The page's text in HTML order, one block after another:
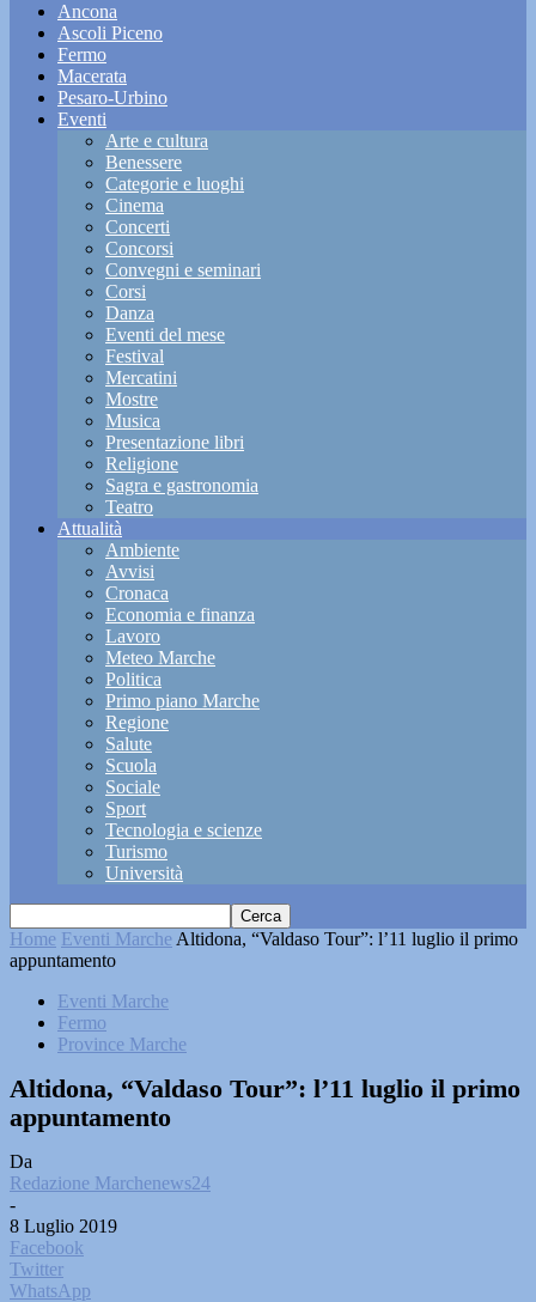
Ancona
Ascoli Piceno
Fermo
Macerata
Pesaro-Urbino
Eventi
Arte e cultura
Benessere
Categorie e luoghi
Cinema
Concerti
Concorsi
Convegni e seminari
Corsi
Danza
Eventi del mese
Festival
Mercatini
Mostre
Musica
Presentazione libri
Religione
Sagra e gastronomia
Teatro
Attualità
Ambiente
Avvisi
Cronaca
Economia e finanza
Lavoro
Meteo Marche
Politica
Primo piano Marche
Regione
Salute
Scuola
Sociale
Sport
Tecnologia e scienze
Turismo
Università
Home Eventi Marche Altidona, “Valdaso Tour”: l’11 luglio il primo
appuntamento
Eventi Marche
Fermo
Province Marche
Altidona, “Valdaso Tour”: l’11 luglio il primo
appuntamento
Da
Redazione Marchenews24
-
8 Luglio 2019
Facebook
Twitter
WhatsApp